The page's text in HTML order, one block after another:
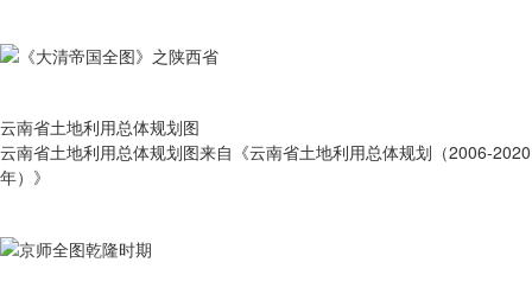
云南省土地利用总体规划图
云南省土地利用总体规划图来自《云南省土地利用总体规划（2006-2020
年）》